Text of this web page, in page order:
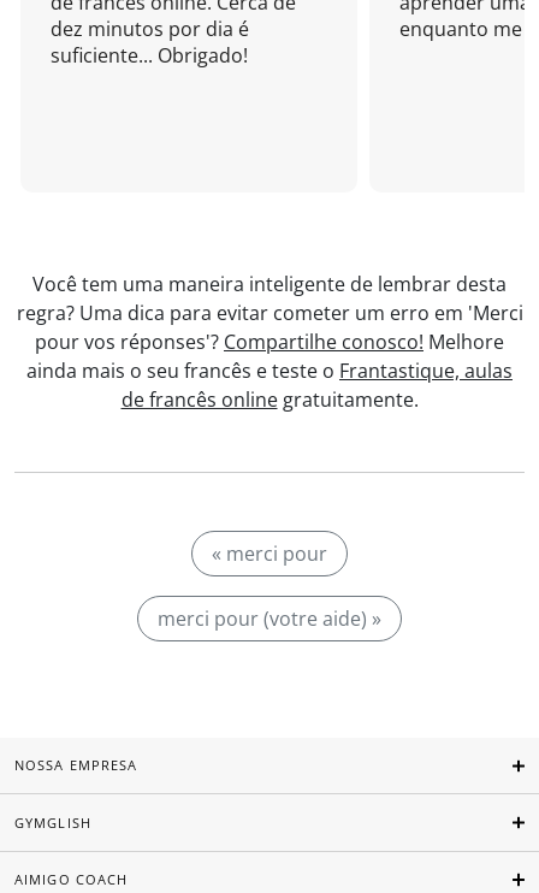
dez minutos por dia é
suficiente... Obrigado!
enquanto me
Você tem uma maneira inteligente de lembrar desta
regra? Uma dica para evitar cometer um erro em 'Merci
pour vos réponses'? Compartilhe conosco! Melhore
ainda mais o seu francês e teste o Frantastique, aulas
de francês onlinegratuitamente.
« merci pour
merci pour (votre aide) »
NOSSA EMPRESA
GYMGLISH
AIMIGO COACH